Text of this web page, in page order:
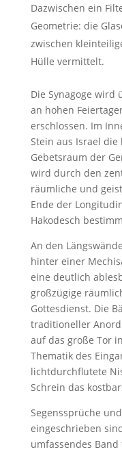
Dazwischen ein
Geometrie: die
zwischen
Hülle vermittelt.
Die Synagoge wird
an hohen
erschlossen. Im
Stein aus Israel
Gebetsraum der
wird durch den
räumliche und
Ende der
Hakodesch
An den
hinter einer
eine deutlich
großzügige
Gottesdienst. Die
traditioneller
auf das große Tor
Thematik des
lichtdurchflutete
Schrein das
Segenssprüche
eingeschrieben
umfassendes